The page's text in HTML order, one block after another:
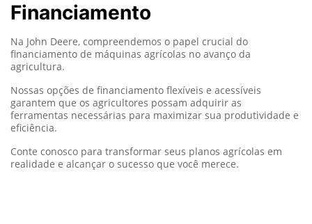
Financiamento
Na John Deere, compreendemos o papel crucial do
financiamento de máquinas agrícolas no avanço da
agricultura.
Nossas opções de financiamento flexíveis e acessíveis
garantem que os agricultores possam adquirir as
ferramentas necessárias para maximizar sua produtividade e
eficiência.
Conte conosco para transformar seus planos agrícolas em
realidade e alcançar o sucesso que você merece.